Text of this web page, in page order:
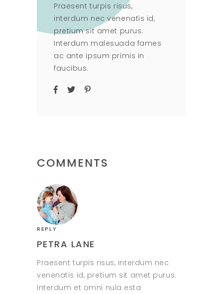
Praesent turpis risus,
interdum nec venenatis id,
pretium sit amet purus.
Interdum malesuada fames
ac ante ipsum primis in
faucibus.
COMMENTS
REPLY
PETRA LANE
Praesent turpis risus, interdum nec
venenatis id, pretium sit amet purus.
Interdum et omni nula esta